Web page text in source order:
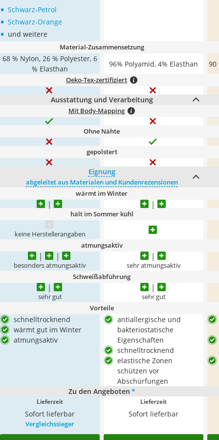
• Schwarz-Petrol
• Schwarz-Orange
• und weitere
Material-Zusammensetzung
68 % Nylon, 26 % Polyester, 6
% Elasthan
96% Polyamid, 4% Elasthan 90
Oeko-Tex-zertifiziert
Ausstattung und Verarbeitung
Mit Body-Mapping
Ohne Nähte
gepolstert
Eignung
abgeleitet aus Materialen und Kundenrezensionen
wärmt im Winter
hält im Sommer kühl
keine Herstellerangaben
atmungsaktiv
besonders atmungsaktiv sehr atmungsaktiv
Schweißabführung
sehr gut sehr gut
Vorteile
schnelltrocknend
wärmt gut im Winter
atmungsaktiv
antiallergische und
bakteriostatische
Eigenschaften
schnelltrocknend
elastische Zonen
schützen vor
Abschürfungen
Zu den Angeboten *
Lieferzeit
Sofort lieferbar
Lieferzeit
Sofort lieferbar
Vergleichssieger